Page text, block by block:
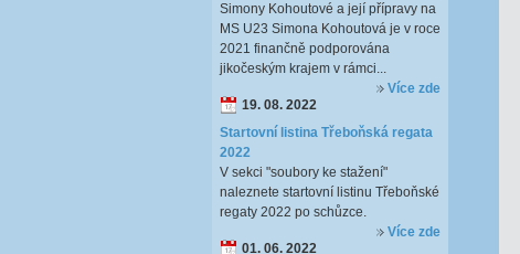
Simony Kohoutové a její přípravy na
MS U23 Simona Kohoutová je v roce
2021 finančně podporována
jikočeským krajem v rámci...
Více zde
19. 08. 2022
Startovní listina Třeboňská regata
2022
V sekci "soubory ke stažení"
naleznete startovní listinu Třeboňské
regaty 2022 po schůzce.
Více zde
01. 06. 2022